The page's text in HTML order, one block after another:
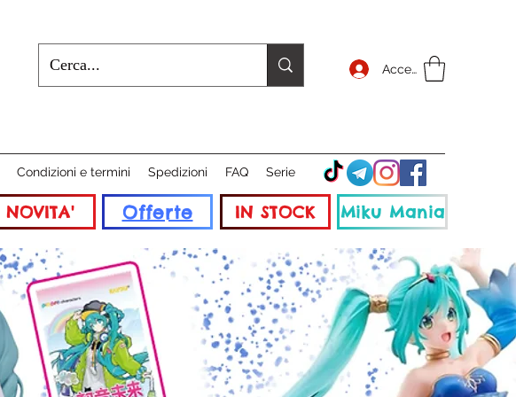
Accedi
Condizioni e termini Spedizioni FAQ Serie
NOVITA' Offerte IN STOCK Miku Mania